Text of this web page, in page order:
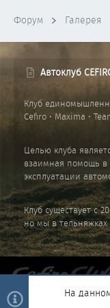
Форум Галерея
Автоклуб
Клуб
Cefiro • Maxima •
Целью клуба
взаимная помощь в
эксплуатации
Клуб существует с
но мы в тельняжках
На